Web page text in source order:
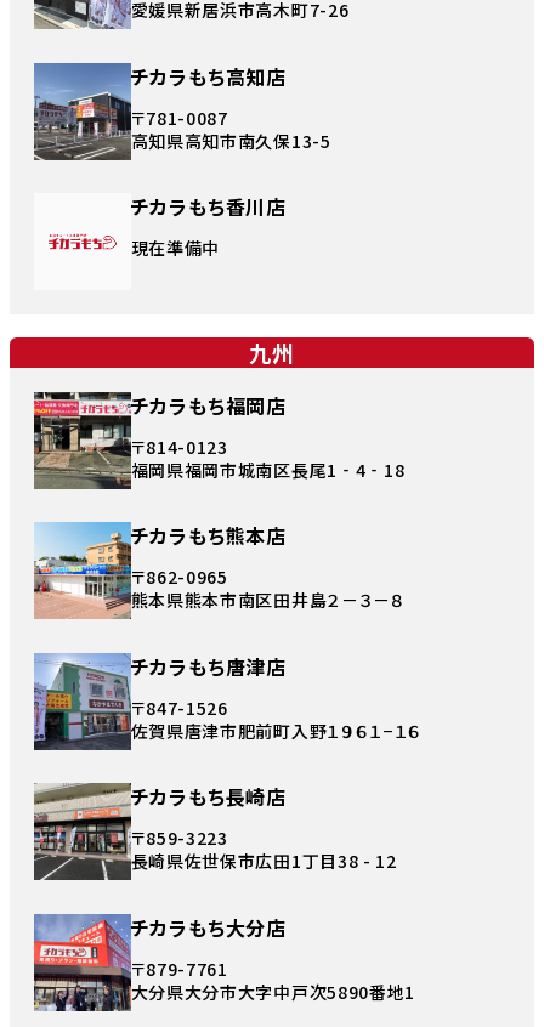
愛媛県新居浜市高木町7-26
チカラもち高知店
〒781-0087
高知県高知市南久保13-5
チカラもち香川店
現在準備中
九州
チカラもち福岡店
〒814-0123
福岡県福岡市城南区長尾1‐4‐18
チカラもち熊本店
〒862-0965
熊本県熊本市南区田井島２－３－８
チカラもち唐津店
〒847-1526
佐賀県唐津市肥前町入野１９６１−１６
チカラもち長崎店
〒859-3223
長崎県佐世保市広田1丁目38 - 12
チカラもち大分店
〒879-7761
大分県大分市大字中戸次5890番地1